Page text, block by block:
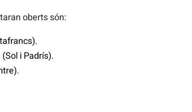
oberts són:
i Padrís).